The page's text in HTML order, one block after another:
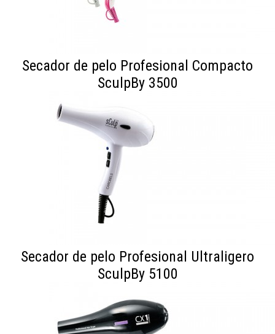
Secador de pelo Profesional Compacto
SculpBy 3500
Secador de pelo Profesional Ultraligero
SculpBy 5100